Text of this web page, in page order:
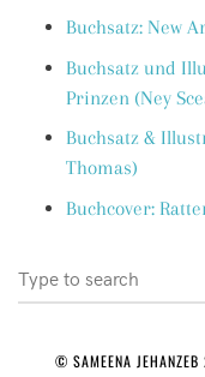
Buchsatz: New
Buchsatz und
Prinzen (Ney
Buchsatz &
Thomas)
Buchcover:
Search
for:
© SAMEENA